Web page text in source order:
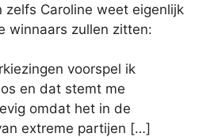
zelfs Caroline weet eigenlijk
winnaars zullen zitten:
voorspel ik
en dat stemt me
omdat het in de
extreme partijen […]